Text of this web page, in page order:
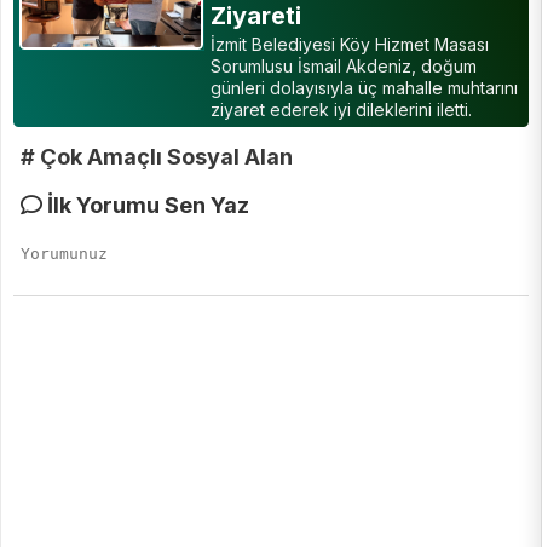
Ziyareti
İzmit Belediyesi Köy Hizmet Masası
Sorumlusu İsmail Akdeniz, doğum
günleri dolayısıyla üç mahalle muhtarını
ziyaret ederek iyi dileklerini iletti.
# Çok Amaçlı Sosyal Alan
İlk Yorumu Sen Yaz